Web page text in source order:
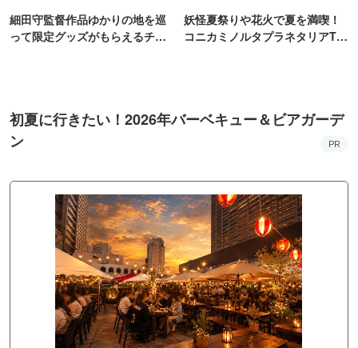
細田守監督作品ゆかりの地を巡
って限定グッズがもらえるチャ
妖怪夏祭りや花火で夏を満喫！
コニカミノルタプラネタリアTO
初夏に行きたい！2026年バーベキュー＆ビアガーデ
ン
PR